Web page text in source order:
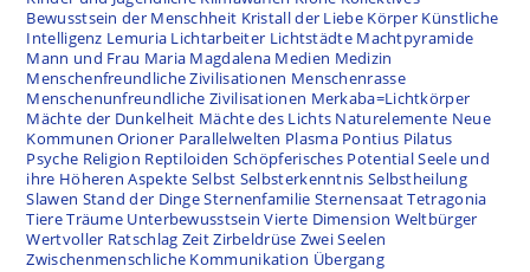
Bewusstsein der Menschheit Kristall der Liebe Körper Künstliche
Intelligenz Lemuria Lichtarbeiter Lichtstädte Machtpyramide
Mann und Frau Maria Magdalena Medien Medizin
Menschenfreundliche Zivilisationen Menschenrasse
Menschenunfreundliche Zivilisationen Merkaba=Lichtkörper
Mächte der Dunkelheit Mächte des Lichts Naturelemente Neue
Kommunen Orioner Parallelwelten Plasma Pontius Pilatus
Psyche Religion Reptiloiden Schöpferisches PotentialSeele und
ihre Höheren Aspekte Selbst Selbsterkenntnis Selbstheilung
Slawen Stand der DingeSternenfamilie SternensaatTetragonia
TiereTräume Unterbewusstsein Vierte Dimension Weltbürger
Wertvoller Ratschlag ZeitZirbeldrüse Zwei Seelen
Zwischenmenschliche Kommunikation Übergang